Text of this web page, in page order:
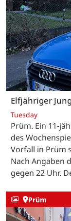
Elfjähriger
Tuesday
Prüm. Ein 11-
des
Vorfall in Prüm
Nach Angaben
gegen 22 Uhr.
Prüm